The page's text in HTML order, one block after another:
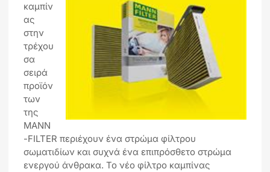
καμπίν
ας
στην
τρέχου
σα
σειρά
προϊόν
των
της
MANN
-FILTER περιέχουν ένα στρώμα φίλτρου
σωματιδίων και συχνά ένα επιπρόσθετο στρώμα
ενεργού άνθρακα. Το νέο φίλτρο καμπίνας